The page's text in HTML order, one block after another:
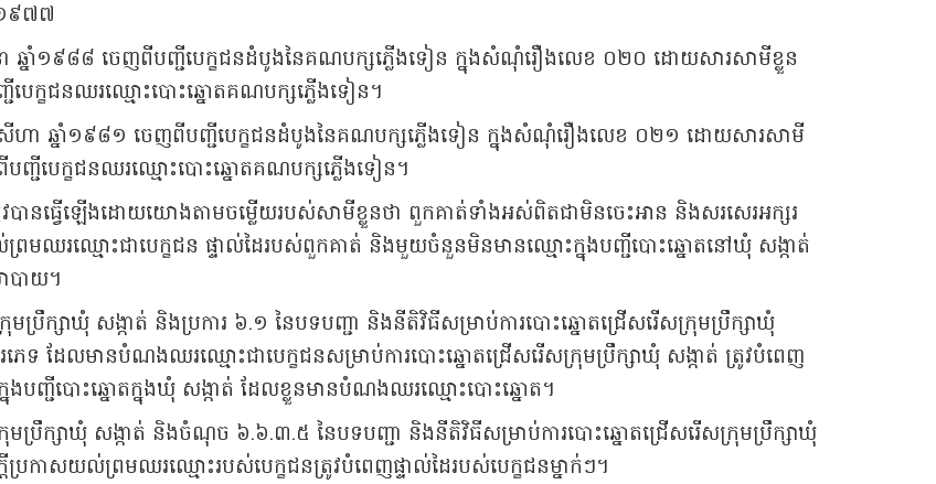
៩៧៧
ឆ្នាំ១៩៨៨ ចេញពីបញ្ជីបេក្ខជនដំបូងនៃគណបក្សភ្លើងទៀន ក្នុងសំណុំរឿងលេខ ០២០ ដោយសារសាមីខ្លួន
េក្ខជនឈរឈ្មោះបោះឆ្នោតគណបក្សភ្លើងទៀន។
ហា ឆ្នាំ១៩៨១ ចេញពីបញ្ជីបេក្ខជនដំបូងនៃគណបក្សភ្លើងទៀន ក្នុងសំណុំរឿងលេខ ០២១ ដោយសារសាមី
ញ្ជីបេក្ខជនឈរឈ្មោះបោះឆ្នោតគណបក្សភ្លើងទៀន។
បានធ្វើឡើងដោយយោងតាមចម្លើយរបស់សាមីខ្លួនថា ពួកគាត់ទាំងអស់ពិតជាមិនចេះអាន និងសរសេរអក្សរ
រមឈរឈ្មោះជាបេក្ខជន ផ្ទាល់ដៃរបស់ពួកគាត់ និងមួយចំនួនមិនមានឈ្មោះក្នុងបញ្ជីបោះឆ្នោតនៅឃុំ សង្កាត់
បាយ។
រុមប្រឹក្សាឃុំ សង្កាត់ និងប្រការ ៦.១ នៃបទបញ្ជា និងនីតិវិធីសម្រាប់ការបោះឆ្នោតជ្រើសរើសក្រុមប្រឹក្សាឃុំ
េទ ដែលមានបំណងឈរឈ្មោះជាបេក្ខជនសម្រាប់ការបោះឆ្នោតជ្រើសរើសក្រុមប្រឹក្សាឃុំ សង្កាត់ ត្រូវបំពេញ
នុងបញ្ជីបោះឆ្នោតក្នុងឃុំ សង្កាត់ ដែលខ្លួនមានបំណងឈរឈ្មោះបោះឆ្នោត។
ក្រុមប្រឹក្សាឃុំ សង្កាត់ និងចំណុច ៦.៦.៣.៥ នៃបទបញ្ជា និងនីតិវិធីសម្រាប់ការបោះឆ្នោតជ្រើសរើសក្រុមប្រឹក្សាឃុំ
ប្រកាសយល់ព្រមឈរឈ្មោះរបស់បេក្ខជនត្រូវបំពេញផ្ទាល់ដៃរបស់បេក្ខជនម្នាក់ៗ។